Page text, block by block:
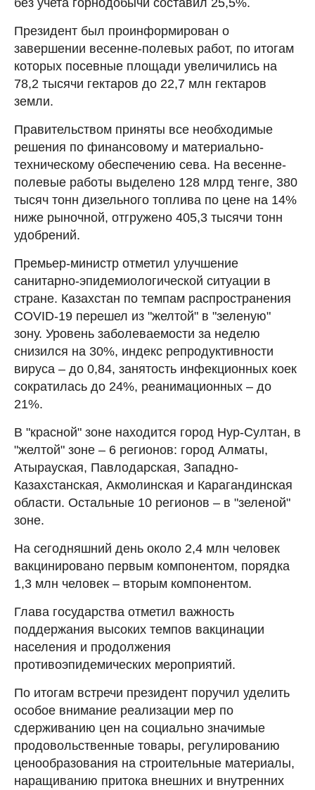
Президент был проинформирован о
завершении весенне-полевых работ, по итогам
которых посевные площади увеличились на
78,2 тысячи гектаров до 22,7 млн гектаров
земли.
Правительством приняты все необходимые
решения по финансовому и материально-
техническому обеспечению сева. На весенне-
полевые работы выделено 128 млрд тенге, 380
тысяч тонн дизельного топлива по цене на 14%
ниже рыночной, отгружено 405,3 тысячи тонн
удобрений.
Премьер-министр отметил улучшение
санитарно-эпидемиологической ситуации в
стране. Казахстан по темпам распространения
COVID-19 перешел из "желтой" в "зеленую"
зону. Уровень заболеваемости за неделю
снизился на 30%, индекс репродуктивности
вируса – до 0,84, занятость инфекционных коек
сократилась до 24%, реанимационных – до
21%.
В "красной" зоне находится город Нур-Султан, в
"желтой" зоне – 6 регионов: город Алматы,
Атырауская, Павлодарская, Западно-
Казахстанская, Акмолинская и Карагандинская
области. Остальные 10 регионов – в "зеленой"
зоне.
На сегодняшний день около 2,4 млн человек
вакцинировано первым компонентом, порядка
1,3 млн человек – вторым компонентом.
Глава государства отметил важность
поддержания высоких темпов вакцинации
населения и продолжения
противоэпидемических мероприятий.
По итогам встречи президент поручил уделить
особое внимание реализации мер по
сдерживанию цен на социально значимые
продовольственные товары, регулированию
ценообразования на строительные материалы,
наращиванию притока внешних и внутренних